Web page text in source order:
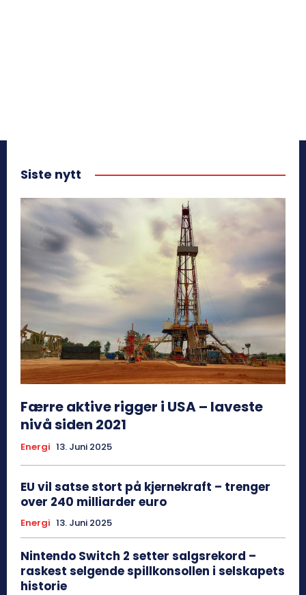
Siste nytt
Færre aktive rigger i USA – laveste
nivå siden 2021
Energi 13. Juni 2025
EU vil satse stort på kjernekraft – trenger
over 240 milliarder euro
Energi 13. Juni 2025
Nintendo Switch 2 setter salgsrekord –
raskest selgende spillkonsollen i selskapets
historie